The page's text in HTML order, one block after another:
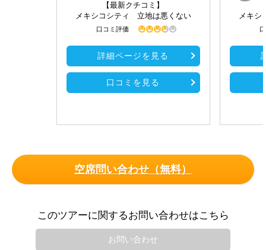
【最新クチコミ】
メキシコシティ 立地は悪くない
口コミ評価
詳細ページを見る
口コミを見る
メキシ
空席問い合わせ（無料）
このツアーに関するお問い合わせはこちら
お問い合わせ